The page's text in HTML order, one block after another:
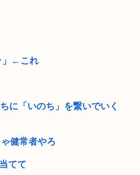
」←これ
に「いのち」を繋いでいく
健常者やろ
てて